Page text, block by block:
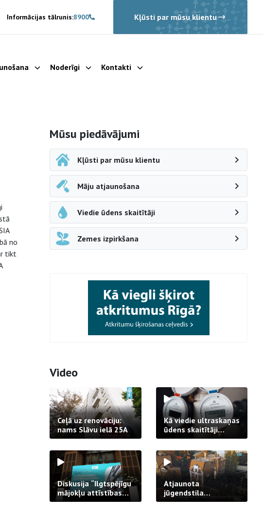
Informācijas tālrunis:8900 Kļūsti par mūsu klientu
Parādīt apakšizvēlni
Noderīgi Parādīt apakšizvēlni
Kontakti Parādīt apakšizvēlni
no
tikt
Sāna navigācija
Mūsu piedāvājumi
Kļūsti par mūsu klientu
Māju atjaunošana
Viedie ūdens skaitītāji
Zemes izpirkšana
Video
Ceļā uz renovāciju:
nams Slāvu ielā 25A
Kā viedie ultraskaņas
ūdens skaitītāji
strādā praksē
Diskusija “Ilgtspējīgu
mājokļu attīstības
izaicinājums”
Atjaunota
jūgendstila
arhitektūras pērles